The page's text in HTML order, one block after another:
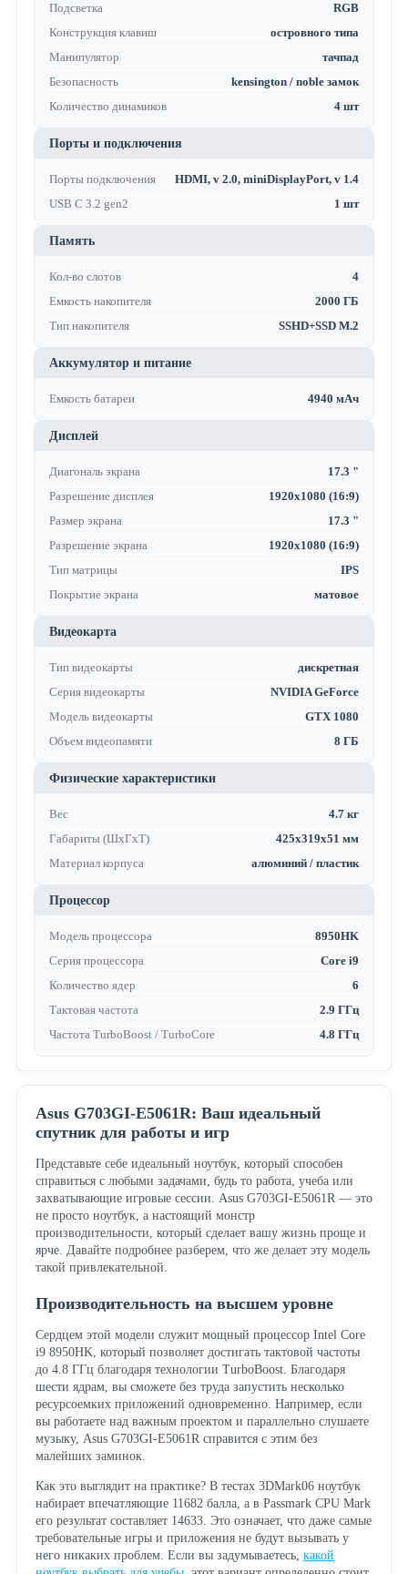
Подсветка
RGB
Конструкция клавиш
островного типа
Манипулятор
тачпад
Безопасность
kensington / noble замок
Количество динамиков
4 шт
Порты и подключения
Порты подключения
HDMI, v 2.0, miniDisplayPort, v 1.4
USB C 3.2 gen2
1 шт
Память
Кол-во слотов
4
Емкость накопителя
2000 ГБ
Тип накопителя
SSHD+SSD M.2
Аккумулятор и питание
Емкость батареи 4940 мАч
Дисплей
Диагональ экрана
17.3 "
Разрешение дисплея
1920x1080 (16:9)
Размер экрана
17.3 "
Разрешение экрана
1920x1080 (16:9)
Тип матрицы
IPS
Покрытие экрана
матовое
Видеокарта
Тип видеокарты
дискретная
Серия видеокарты
NVIDIA GeForce
Модель видеокарты
GTX 1080
Объем видеопамяти
8 ГБ
Физические характеристики
Вес
4.7 кг
Габариты (ШхГхТ)
425x319x51 мм
Материал корпуса
алюминий / пластик
Процессор
Модель процессора
8950HK
Серия процессора
Core i9
Количество ядер
6
Тактовая частота
2.9 ГГц
Частота TurboBoost / TurboCore
4.8 ГГц
Asus G703GI-E5061R: Ваш идеальный
спутник для работы и игр
Представьте себе идеальный ноутбук, который способен
справиться с любыми задачами, будь то работа, учеба или
захватывающие игровые сессии. Asus G703GI-E5061R — это
не просто ноутбук, а настоящий монстр
производительности, который сделает вашу жизнь проще и
ярче. Давайте подробнее разберем, что же делает эту модель
такой привлекательной.
Производительность на высшем уровне
Сердцем этой модели служит мощный процессор Intel Core
i9 8950HK, который позволяет достигать тактовой частоты
до 4.8 ГГц благодаря технологии TurboBoost. Благодаря
шести ядрам, вы сможете без труда запустить несколько
ресурсоемких приложений одновременно. Например, если
вы работаете над важным проектом и параллельно слушаете
музыку, Asus G703GI-E5061R справится с этим без
малейших заминок.
Как это выглядит на практике? В тестах 3DMark06 ноутбук
набирает впечатляющие 11682 балла, а в Passmark CPU Mark
его результат составляет 14633. Это означает, что даже самые
требовательные игры и приложения не будут вызывать у
него никаких проблем. Если вы задумываетесь, какой